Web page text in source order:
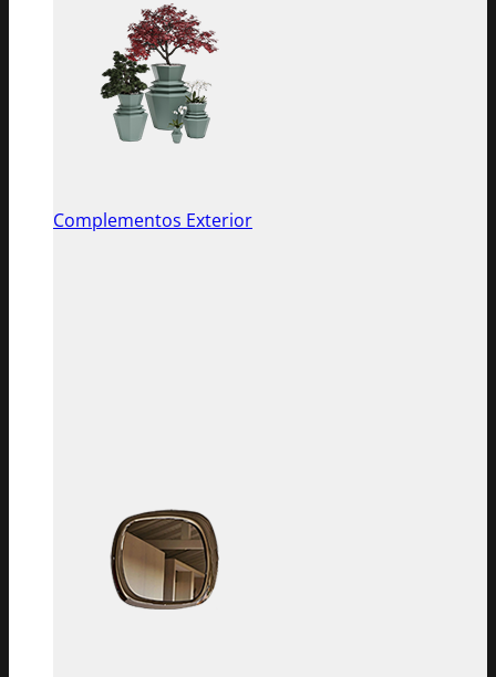
Complementos Exterior